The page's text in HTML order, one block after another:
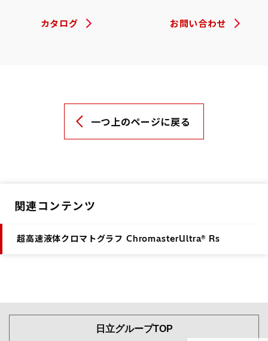
カタログ お問い合わせ
一つ上のページに戻る
関連コンテンツ
超高速液体クロマトグラフ ChromasterUltra® Rs
日立グループTOP